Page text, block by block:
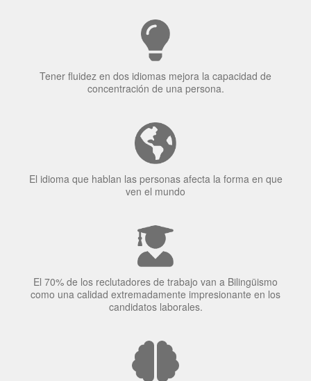
¿Por qué aprender un
idioma?
Tener fluidez en dos idiomas mejora la capacidad de
concentración de una persona.
El idioma que hablan las personas afecta la forma en que
ven el mundo
El 70% de los reclutadores de trabajo van a Bilingüismo
como una calidad extremadamente impresionante en los
candidatos laborales.